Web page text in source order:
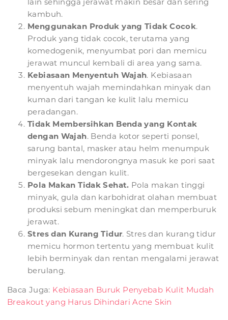
lain sehingga jerawat makin besar dan sering
kambuh.
Menggunakan Produk yang Tidak Cocok.
Produk yang tidak cocok, terutama yang
komedogenik, menyumbat pori dan memicu
jerawat muncul kembali di area yang sama.
Kebiasaan Menyentuh Wajah. Kebiasaan
menyentuh wajah memindahkan minyak dan
kuman dari tangan ke kulit lalu memicu
peradangan.
Tidak Membersihkan Benda yang Kontak
dengan Wajah. Benda kotor seperti ponsel,
sarung bantal, masker atau helm menumpuk
minyak lalu mendorongnya masuk ke pori saat
bergesekan dengan kulit.
Pola Makan Tidak Sehat. Pola makan tinggi
minyak, gula dan karbohidrat olahan membuat
produksi sebum meningkat dan memperburuk
jerawat.
Stres dan Kurang Tidur. Stres dan kurang tidur
memicu hormon tertentu yang membuat kulit
lebih berminyak dan rentan mengalami jerawat
berulang.
Baca Juga: Kebiasaan Buruk Penyebab Kulit Mudah
Breakout yang Harus Dihindari Acne Skin